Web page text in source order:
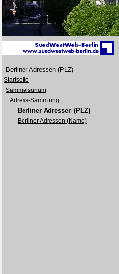
Berliner Adressen (PLZ)
Startseite
Sammelsurium
Adress-Sammlung
Berliner Adressen (PLZ)
Berliner Adressen (Name)